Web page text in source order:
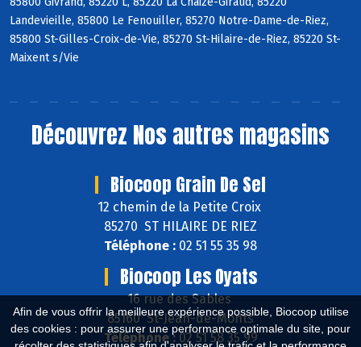
Afin de vous offrir la meilleure expérience possible, Biocoop utilise
des cookies : pour assurer une performance optimale du site, pour
Landevieille, 85800 Le Fenouiller, 85270 Notre-Dame-de-Riez,
85800 St-Gilles-Croix-de-Vie, 85270 St-Hilaire-de-Riez, 85220 St-
Maixent s/Vie
Découvrez Nos autres magasins
Biocoop Grain De Sel
12 chemin de la Petite Croix
85270 ST HILAIRE DE RIEZ
Téléphone : 02 51 55 35 98
Biocoop Les Oyats
16 rue des Sables
85160 St-Jean-de-Monts
Téléphone :02 51 58 35 99